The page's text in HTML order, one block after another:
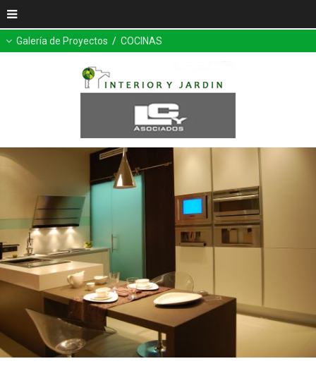
Galería de Proyectos / COCINAS